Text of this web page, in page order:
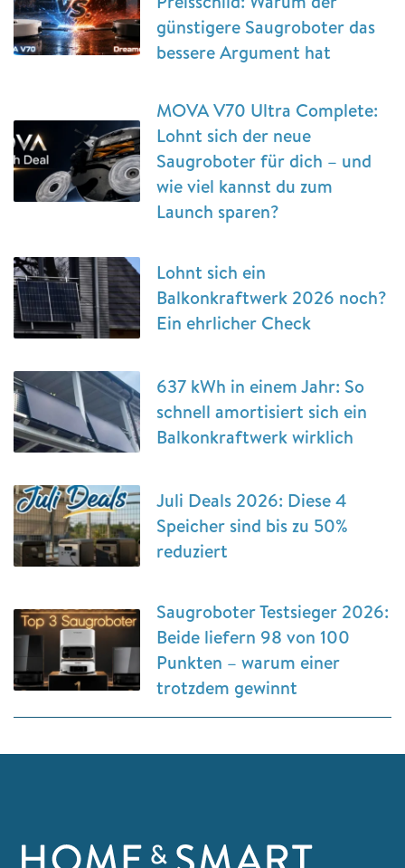
günstigere Saugroboter das
bessere Argument hat
MOVA V70 Ultra Complete:
Lohnt sich der neue
Saugroboter für dich – und
wie viel kannst du zum
Launch sparen?
Lohnt sich ein
Balkonkraftwerk 2026 noch?
Ein ehrlicher Check
637 kWh in einem Jahr: So
schnell amortisiert sich ein
Balkonkraftwerk wirklich
Juli Deals 2026: Diese 4
Speicher sind bis zu 50%
reduziert
Saugroboter Testsieger 2026:
Beide liefern 98 von 100
Punkten – warum einer
trotzdem gewinnt